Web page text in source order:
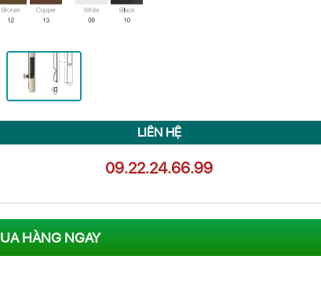
LIÊN HỆ
09.22.24.66.99
HÀNG NGAY